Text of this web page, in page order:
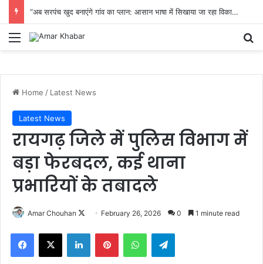
“अब सरपंच खुद बनाएंगे गांव का प्लान: आसान भाषा में सिखाया जा रहा विकास का पूरा तरीका”
Menu
Home / Latest News
Latest News
रायगढ़ जिले में पुलिस विभाग में
बड़ा फेरबदल, कई थाना
प्रभारियों के तबादले
Amar Chouhan
FollowFebruary 26, 2026 0 1 minute read
Facebook
X LinkedInPinterestWhatsAppTelegram